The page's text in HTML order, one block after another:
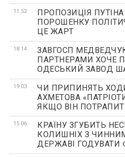
11:52
ПРОПОЗИЦІЯ
ПОРОШЕНКУ
ЦЕ ЖАРТ
18:14
ЗАВГОСП
ПАРТНЕРАМИ ХОЧЕ
ОДЕСЬКИЙ ЗАВОД
19:03
ЧИ ПРИПИНЯТЬ
АХМЕТОВА
ЯКЩО ВІН
15:06
КРАЇНУ ЗГУБИТЬ
КОЛИШНІХ З
ДЕРЖАВІ ГОДУВАТИ